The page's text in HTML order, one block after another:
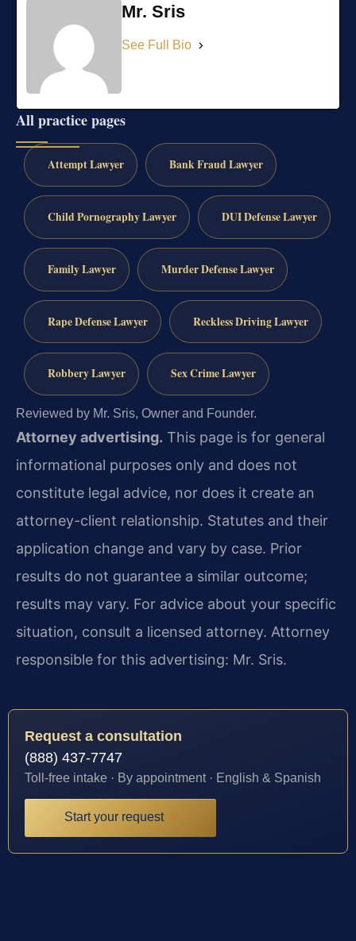
Mr. Sris
See Full Bio
All practice pages
Attempt Lawyer Bank Fraud Lawyer
Child Pornography Lawyer DUI Defense Lawyer
Family Lawyer Murder Defense Lawyer
Rape Defense Lawyer Reckless Driving Lawyer
Robbery Lawyer Sex Crime Lawyer
Reviewed by Mr. Sris, Owner and Founder.
Attorney advertising. This page is for general
informational purposes only and does not
constitute legal advice, nor does it create an
attorney-client relationship. Statutes and their
application change and vary by case. Prior
results do not guarantee a similar outcome;
results may vary. For advice about your specific
situation, consult a licensed attorney. Attorney
responsible for this advertising: Mr. Sris.
Request a consultation
(888) 437-7747
Toll-free intake · By appointment · English & Spanish
Start your request